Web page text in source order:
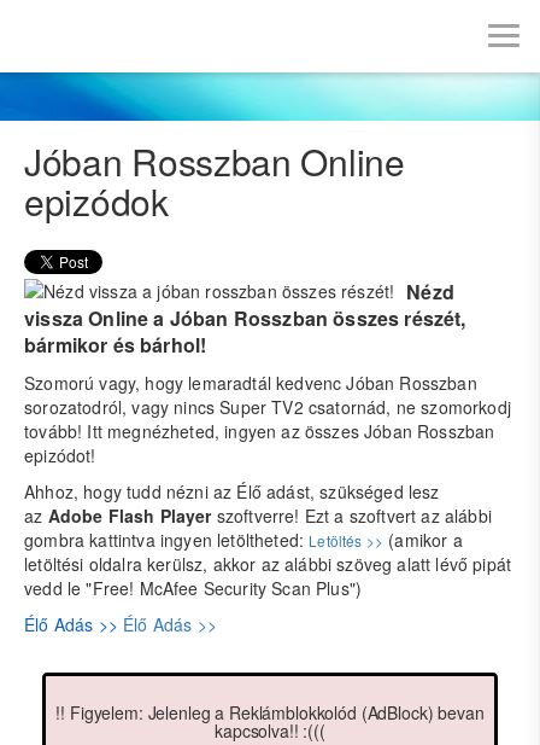
Jóban Rosszban Online
epizódok
Nézd
vissza Online a Jóban Rosszban összes részét,
bármikor és bárhol!
Szomorú vagy, hogy lemaradtál kedvenc Jóban Rosszban
sorozatodról, vagy nincs Super TV2 csatornád, ne szomorkodj
tovább! Itt megnézheted, ingyen az összes Jóban Rosszban
epizódot!
Ahhoz, hogy tudd nézni az Élő adást, szükséged lesz
az Adobe Flash Playerszoftverre! Ezt a szoftvert az alábbi
gombra kattintva ingyen letöltheted: Letöltés >> (amikor a
letöltési oldalra kerülsz, akkor az alábbi szöveg alatt lévő pipát
vedd le "Free! McAfee Security Scan Plus")
Élő Adás >> Élő Adás >>
!! Figyelem: Jelenleg a Reklámblokkolód (AdBlock) bevan
kapcsolva!! :(((